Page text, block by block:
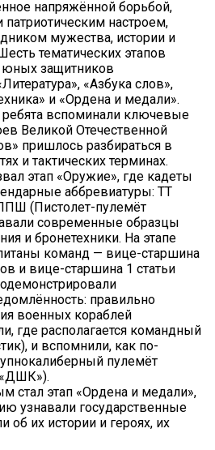
напряжённой борьбой,
настроем,
мужества, истории и
тематических этапов
защитников
«Азбука слов»,
и «Ордена и медали».
ребята вспоминали ключевые
Великой Отечественной
пришлось разбираться в
и тактических терминах.
этап «Оружие», где кадеты
аббревиатуры: ТТ
(Пистолет-пулемёт
современные образцы
и бронетехники. На этапе
команд — вице-старшина
и вице-старшина 1 статьи
правильно
военных кораблей
где располагается командный
и вспомнили, как по-
пулемёт
стал этап «Ордена и медали»,
узнавали государственные
об их истории и героях, их